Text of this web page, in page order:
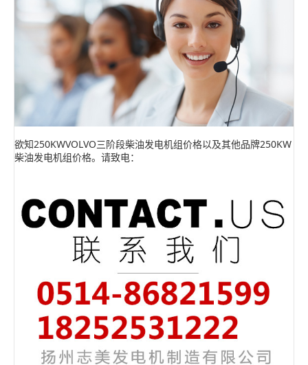
欲知250KWVOLVO三阶段柴油发电机组价格以及其他品牌250KW
柴油发电机组价格。请致电：